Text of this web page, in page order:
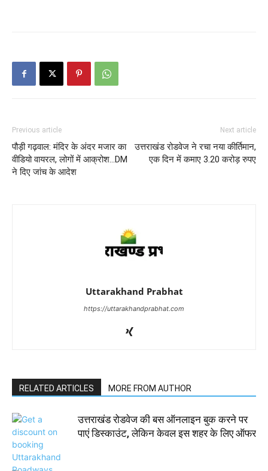
Previous article
पौड़ी गढ़वाल: मंदिर के अंदर मजार का
वीडियो वायरल, लोगों में आक्रोश…DM
ने दिए जांच के आदेश
Next article
उत्तराखंड रोडवेज ने रचा नया कीर्तिमान,
एक दिन में कमाए 3.20 करोड़ रुपए
Uttarakhand Prabhat
https://uttarakhandprabhat.com
RELATED ARTICLES MORE FROM AUTHOR
उत्तराखंड रोडवेज की बस ऑनलाइन बुक करने पर
पाएं डिस्काउंट, लेकिन केवल इस शहर के लिए ऑफर